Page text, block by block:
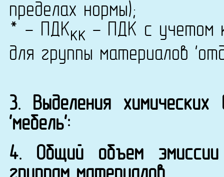
пределах нормы);
* - ПДКкк - ПДК с учетом
для группы материалов
3. Выделения
'мебель':
4. Общий объем